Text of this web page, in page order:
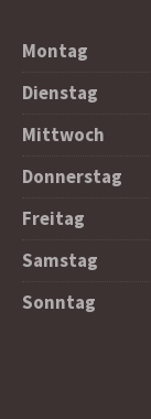
Montag
Dienstag
Mittwoch
Donnerstag
Freitag
Samstag
Sonntag